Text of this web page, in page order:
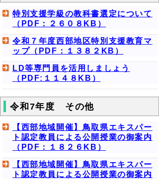
特別支援学級の教科書選定について
（PDF：２６０８KB）
令和７年度西部地区特別支援教育マ
ップ（PDF：１３８２KB）
LD等専門員を活用しましょう
（PDF:１１４８KB）
令和7年度 その他
【西部地域開催】鳥取県エキスパー
ト認定教員による公開授業の御案内
（PDF：１８２６KB）
【西部地域開催】鳥取県エキスパー
ト認定教員による公開授業の御案内